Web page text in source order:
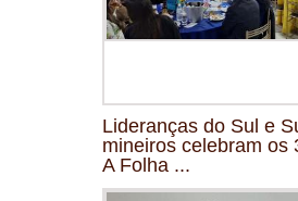
Lideranças do Sul e
mineiros celebram os
A Folha ...